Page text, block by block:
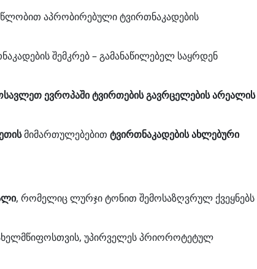
აპრობირებული ტვირთნაკადების
შემკრებ – გამანაწილებელ საყრდენ
ევროპაშიტვირთებისგავრცელებისარეალის
მიმართულებებით ტვირთნაკადებისახლებური
, რომელიც ლურჯი ტონით შემოსაზღვრულ ქვეყნებს
უპირველეს პრიოროტეტულ